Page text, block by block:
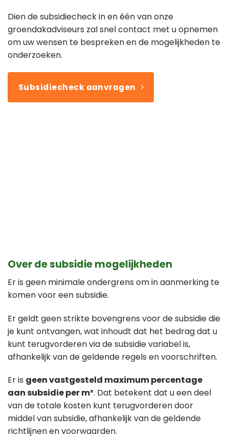
Dien de subsidiecheck in en één van onze
groendakadviseurs zal snel contact met u opnemen
om uw wensen te bespreken en de mogelijkheden te
onderzoeken.
Subsidiecheck aanvragen
Over de subsidie mogelijkheden
Er is geen minimale ondergrens om in aanmerking te
komen voor een subsidie.
Er geldt geen strikte bovengrens voor de subsidie die
je kunt ontvangen, wat inhoudt dat het bedrag dat u
kunt terugvorderen via de subsidie variabel is,
afhankelijk van de geldende regels en voorschriften.
Er is geen vastgesteld maximum percentage
aan subsidie per m². Dat betekent dat u een deel
van de totale kosten kunt terugvorderen door
middel van subsidie, afhankelijk van de geldende
richtlijnen en voorwaarden.